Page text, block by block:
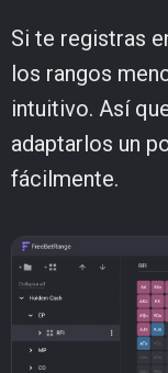
Si te registras
los rangos
intuitivo. Así
adaptarlos un
fácilmente.